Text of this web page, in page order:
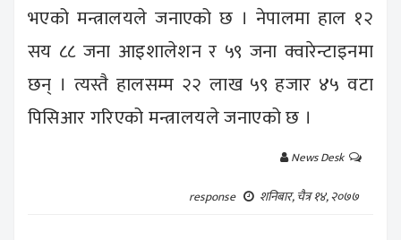
भएको मन्त्रालयले जनाएको छ । नेपालमा हाल १२
सय ८८ जना आइशालेशन र ५९ जना क्वारेन्टाइनमा
छन् । त्यस्तै हालसम्म २२ लाख ५९ हजार ४५ वटा
पिसिआर गरिएको मन्त्रालयले जनाएको छ ।
News Desk
response
शनिबार, चैत्र १४, २०७७